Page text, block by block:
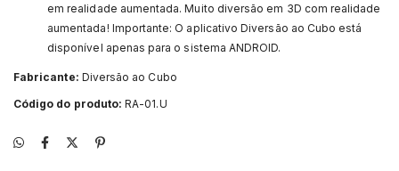
em realidade aumentada. Muito diversão em 3D com realidade
aumentada! Importante: O aplicativo Diversão ao Cubo está
disponível apenas para o sistema ANDROID.
Fabricante: Diversão ao Cubo
Código do produto: RA-01.U